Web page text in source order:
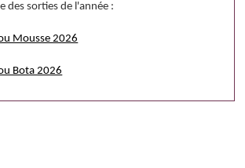
des sorties de l'année :
Mousse 2026
Bota 2026